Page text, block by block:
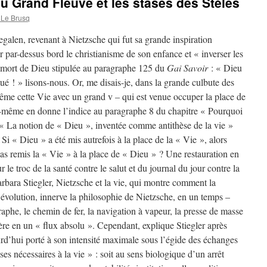
Brusq
revenant à Nietzsche qui fut sa grande inspiration
dessus bord le christianisme de son enfance et « inverser les
de Dieu stipulée au paragraphe 125 du Gai Savoir: « Dieu
! » lisons-nous. Or, me disais-je, dans la grande culbute des
cette Vie avec un grand v – qui est venue occuper la place de
en donne l’indice au paragraphe 8 du chapitre « Pourquoi
La notion de « Dieu », inventée comme antithèse de la vie »
« Dieu » a été mis autrefois à la place de la « Vie », alors
remis la « Vie » à la place de « Dieu » ? Une restauration en
le troc de la santé contre le salut et du journal du jour contre la
Stiegler, Nietzsche et la vie, qui montre comment la
innerve la philosophie de Nietzsche, en un temps –
le chemin de fer, la navigation à vapeur, la presse de masse
en un « flux absolu ». Cependant, explique Stiegler après
porté à son intensité maximale sous l’égide des échanges
nécessaires à la vie » : soit au sens biologique d’un arrêt